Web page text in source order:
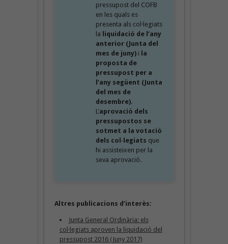
pressupost del COFB
en les quals es
presenta als col·legiats
la liquidació de l’any
anterior (Junta del
mes de juny)i la
proposta de
pressupost per a
l’any següent (Junta
del mes de
desembre).
L’aprovació dels
pressupostos se
sotmet a la votació
dels col·legiats que
hi assisteixen per la
seva aprovació.
Altres publicacions d’interès:
Junta General Ordinària: els
col·legiats aproven la liquidació del
pressupost 2016 (Juny 2017)